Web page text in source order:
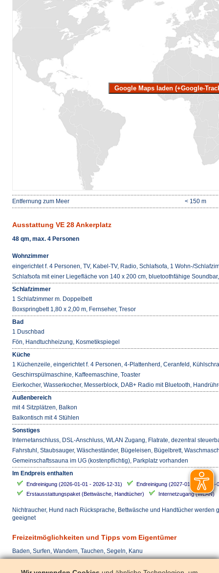
Google Maps laden (+Google-
Entfernung zum Meer < 150 m
Ausstattung VE 28 Ankerplatz
48 qm, max. 4 Personen
Wohnzimmer
eingerichtet f. 4 Personen, TV, Kabel-TV, Radio, Schlafsofa, 1 Wohn-/
Schlafsofa mit einer Liegefläche von 140 x 200 cm, bluetoothfähige
Schlafzimmer
1 Schlafzimmer m. Doppelbett
Boxspringbett 1,80 x 2,00 m, Fernseher, Tresor
Bad
1 Duschbad
Fön, Handtuchheizung, Kosmetikspiegel
Küche
1 Küchenzeile, eingerichtet f. 4 Personen, 4-Plattenherd, Ceranfeld,
Geschirrspülmaschine, Kaffeemaschine, Toaster
Eierkocher, Wasserkocher, Messerblock, DAB+ Radio mit Bluetooth,
Außenbereich
mit 4 Sitzplätzen, Balkon
Balkontisch mit 4 Stühlen
Sonstiges
Internetanschluss, DSL-Anschluss, WLAN Zugang, Flatrate, dezentral
Fahrstuhl, Staubsauger, Wäscheständer, Bügeleisen, Bügelbrett,
Gemeinschaftssauna im UG (kostenpflichtig), Parkplatz vorhanden
Im Endpreis enthalten
Endreinigung (2026-01-01 - 2026-12-31)
Endreinigung (2027-01-01 - 2028-
Erstausstattungspaket (Bettwäsche, Handtücher)
Internetzugang (WLAN)
Nichtraucher, Hund nach Rücksprache, Bettwäsche und Handtücher werden
geeignet
Freizeitmöglichkeiten und Tipps vom Eigentümer
Baden, Surfen, Wandern, Tauchen, Segeln, Kanu
Anreise täglich